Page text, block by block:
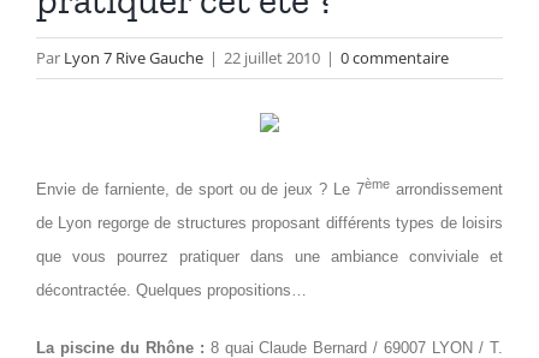
Par Lyon 7 Rive Gauche | 22 juillet 2010 | 0 commentaire
Envie de farniente, de sport ou de jeux ? Le 7ème arrondissement
de Lyon regorge de structures proposant différents types de loisirs
que vous pourrez pratiquer dans une ambiance conviviale et
décontractée. Quelques propositions…
La piscine du Rhône : 8 quai Claude Bernard / 69007 LYON /T.